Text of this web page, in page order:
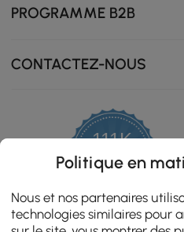
PROGRAMME B2B
CONTACTEZ-NOUS
111K
star
ZERTIFIZIERTE
Politique en
Nous et nos partenaires
technologies similaires pour